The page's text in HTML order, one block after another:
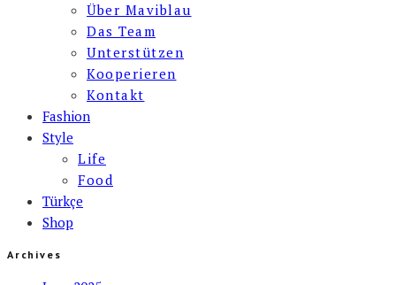
Über Maviblau
Das Team
Unterstützen
Kooperieren
Kontakt
Fashion
Style
Life
Food
Türkçe
Shop
Archives